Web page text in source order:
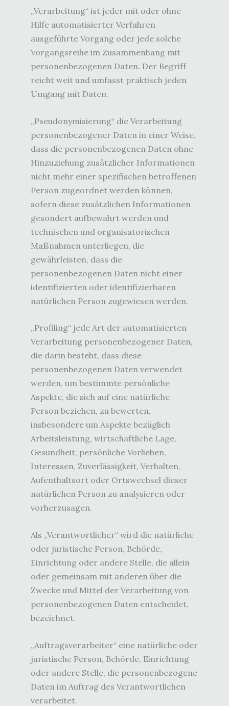
„Verarbeitung“ ist jeder mit oder ohne
Hilfe automatisierter Verfahren
ausgeführte Vorgang oder jede solche
Vorgangsreihe im Zusammenhang mit
personenbezogenen Daten. Der Begriff
reicht weit und umfasst praktisch jeden
Umgang mit Daten.
„Pseudonymisierung“ die Verarbeitung
personenbezogener Daten in einer Weise,
dass die personenbezogenen Daten ohne
Hinzuziehung zusätzlicher Informationen
nicht mehr einer spezifischen betroffenen
Person zugeordnet werden können,
sofern diese zusätzlichen Informationen
gesondert aufbewahrt werden und
technischen und organisatorischen
Maßnahmen unterliegen, die
gewährleisten, dass die
personenbezogenen Daten nicht einer
identifizierten oder identifizierbaren
natürlichen Person zugewiesen werden.
„Profiling“ jede Art der automatisierten
Verarbeitung personenbezogener Daten,
die darin besteht, dass diese
personenbezogenen Daten verwendet
werden, um bestimmte persönliche
Aspekte, die sich auf eine natürliche
Person beziehen, zu bewerten,
insbesondere um Aspekte bezüglich
Arbeitsleistung, wirtschaftliche Lage,
Gesundheit, persönliche Vorlieben,
Interessen, Zuverlässigkeit, Verhalten,
Aufenthaltsort oder Ortswechsel dieser
natürlichen Person zu analysieren oder
vorherzusagen.
Als „Verantwortlicher“ wird die natürliche
oder juristische Person, Behörde,
Einrichtung oder andere Stelle, die allein
oder gemeinsam mit anderen über die
Zwecke und Mittel der Verarbeitung von
personenbezogenen Daten entscheidet,
bezeichnet.
„Auftragsverarbeiter“ eine natürliche oder
juristische Person, Behörde, Einrichtung
oder andere Stelle, die personenbezogene
Daten im Auftrag des Verantwortlichen
verarbeitet.